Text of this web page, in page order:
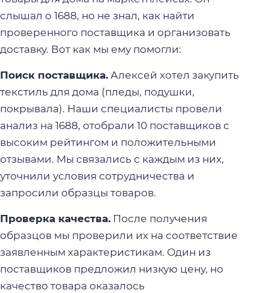
слышал о 1688, но не знал, как найти
проверенного поставщика и организовать
доставку. Вот как мы ему помогли:
Поиск поставщика. Алексей хотел закупить
текстиль для дома (пледы, подушки,
покрывала). Наши специалисты провели
анализ на 1688, отобрали 10 поставщиков с
высоким рейтингом и положительными
отзывами. Мы связались с каждым из них,
уточнили условия сотрудничества и
запросили образцы товаров.
Проверка качества. После получения
образцов мы проверили их на соответствие
заявленным характеристикам. Один из
поставщиков предложил низкую цену, но
качество товара оказалось